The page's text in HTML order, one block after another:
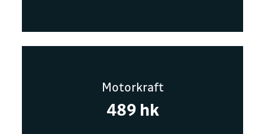
Motorkraft
489 hk